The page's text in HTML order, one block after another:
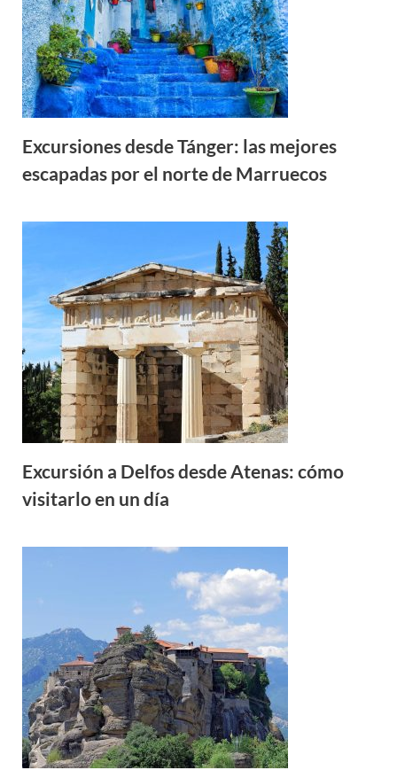
Excursiones desde Tánger: las mejores
escapadas por el norte de Marruecos
Excursión a Delfos desde Atenas: cómo
visitarlo en un día